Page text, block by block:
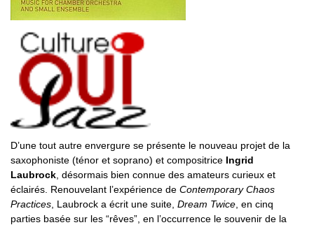
D’une tout autre envergure se présente le nouveau projet de la
saxophoniste (ténor et soprano) et compositrice Ingrid
Laubrock , désormais bien connue des amateurs curieux et
éclairés. Renouvelant l’expérience de Contemporary Chaos
Practices , Laubrock a écrit une suite, Dream Twice , en cinq
parties basée sur les “rêves”, en l’occurrence le souvenir de la